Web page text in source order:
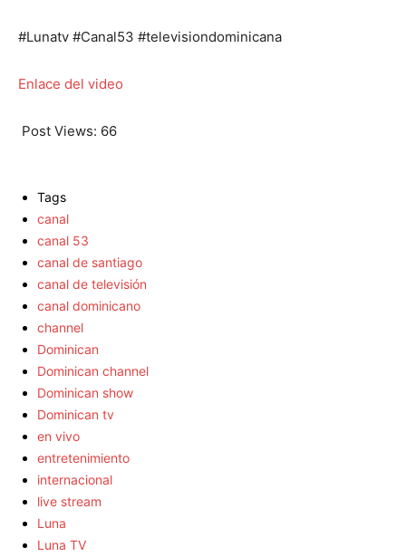
#Lunatv #Canal53 #televisiondominicana
Enlace del video
Post Views: 66
Tags
canal
canal 53
canal de santiago
canal de televisión
canal dominicano
channel
Dominican
Dominican channel
Dominican show
Dominican tv
en vivo
entretenimiento
internacional
live stream
Luna
Luna TV